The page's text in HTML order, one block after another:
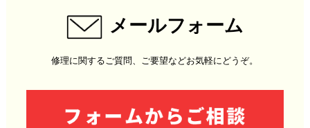
メールフォーム
修理に関するご質問、ご要望などお気軽にどうぞ。